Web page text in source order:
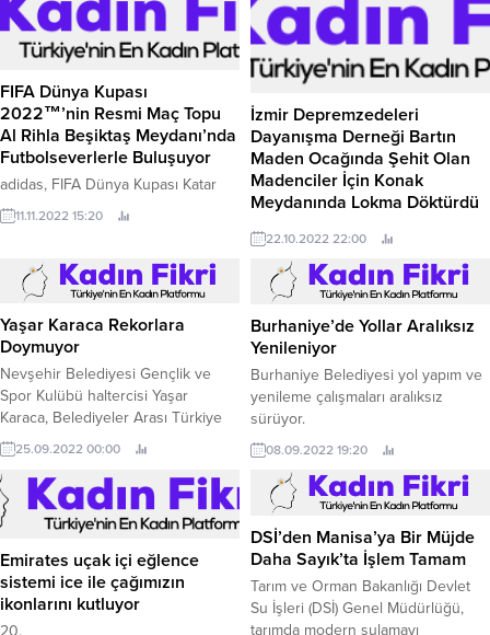
FIFA Dünya Kupası
2022™’nin Resmi Maç Topu
Al Rihla Beşiktaş Meydanı’nda
Futbolseverlerle Buluşuyor
adidas, FIFA Dünya Kupası Katar
2022™ Resmi Maç Topu Al
Rihla'yı bambaşka bir perspektif ile
heyecanı zirveye tırmanıyor.
11.11.2022 15:20
İzmir Depremzedeleri
Dayanışma Derneği Bartın
Maden Ocağında Şehit Olan
Madenciler İçin Konak
Meydanında Lokma Döktürdü
İzmir Depremzedeleri Dayanışma
Derneği İZDEDA olarak Acınız
acımızdır dedik ve Bartın'ın Amasra
ilçesindeki maden ocağında
meydana gelen patlamada yaşamını
kaybeden 41 maden işçimiz için 22
Ekim Cumartesi günü saat 11.
22.10.2022 22:00
Yaşar Karaca Rekorlara
Doymuyor
Nevşehir Belediyesi Gençlik ve
Spor Kulübü haltercisi Yaşar
Karaca, Belediyeler Arası Türkiye
Halter Şampiyonası'nda
kategorisinde koparmada 131 kg,
silkme de 168 kg ve toplamda 299
kg kaldırarak üç ayrı Türkiye rekoru
kırıp şampiyon oldu.
25.09.2022 00:00
Burhaniye’de Yollar Aralıksız
Yenileniyor
Burhaniye Belediyesi yol yapım ve
yenileme çalışmaları aralıksız
sürüyor.
08.09.2022 19:20
Emirates uçak içi eğlence
sistemi ice ile çağımızın
ikonlarını kutluyor
20.
DSİ’den Manisa’ya Bir Müjde
Daha Sayık’ta İşlem Tamam
Tarım ve Orman Bakanlığı Devlet
Su İşleri (DSİ) Genel Müdürlüğü,
tarımda modern sulamayı